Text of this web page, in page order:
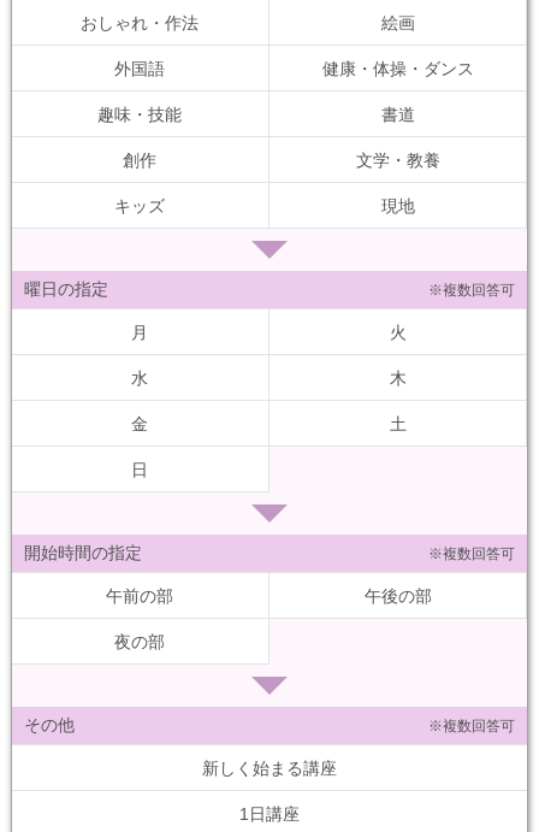
おしゃれ・作法 絵画
外国語 健康・体操・ダンス
趣味・技能 書道
創作 文学・教養
キッズ 現地
曜日の指定 ※複数回答可
月 火
水 木
金 土
日
開始時間の指定 ※複数回答可
午前の部 午後の部
夜の部
その他 ※複数回答可
新しく始まる講座
1日講座